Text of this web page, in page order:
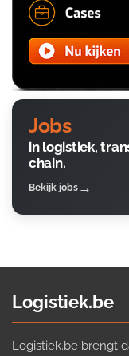
Jobs
in logistiek,
chain.
Bekijk jobs
Logistiek.be
Logistiek.be brengt